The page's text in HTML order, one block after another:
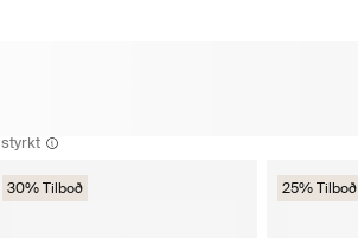
styrkt
30% Tilboð 25% Tilboð